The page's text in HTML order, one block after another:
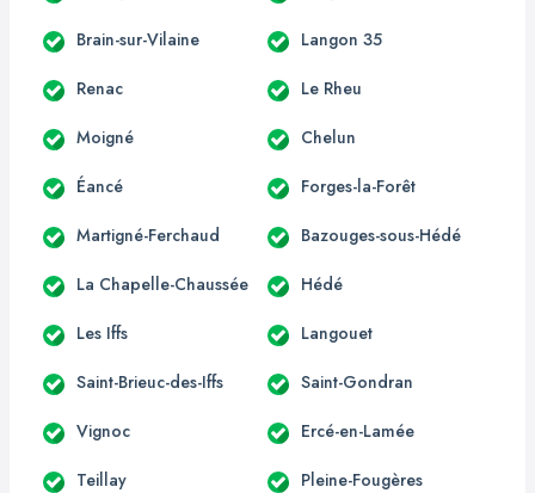
Brain-sur-Vilaine Langon 35
Renac Le Rheu
Moigné Chelun
Éancé Forges-la-Forêt
Martigné-Ferchaud Bazouges-sous-Hédé
La Chapelle-Chaussée Hédé
Les Iffs Langouet
Saint-Brieuc-des-Iffs Saint-Gondran
Vignoc Ercé-en-Lamée
Teillay Pleine-Fougères